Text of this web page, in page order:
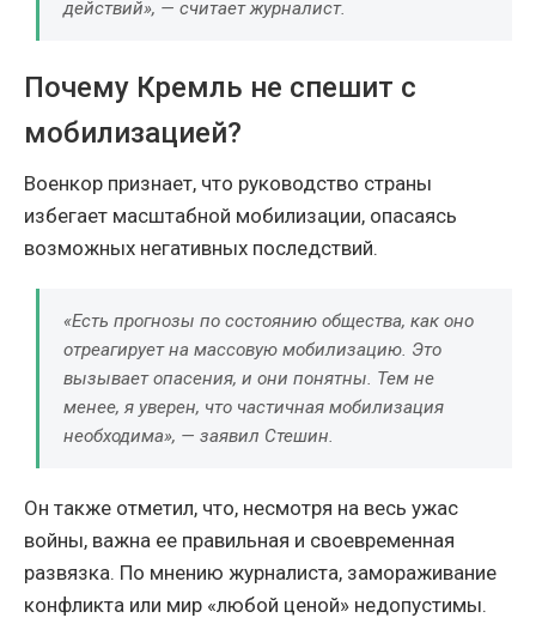
действий», — считает журналист.
Почему Кремль не спешит с
мобилизацией?
Военкор признает, что руководство страны
избегает масштабной мобилизации, опасаясь
возможных негативных последствий.
«Есть прогнозы по состоянию общества, как оно
отреагирует на массовую мобилизацию. Это
вызывает опасения, и они понятны. Тем не
менее, я уверен, что частичная мобилизация
необходима», — заявил Стешин.
Он также отметил, что, несмотря на весь ужас
войны, важна ее правильная и своевременная
развязка. По мнению журналиста, замораживание
конфликта или мир «любой ценой» недопустимы.